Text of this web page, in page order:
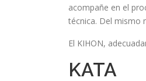
acompañe en el
técnica. Del mismo
El KIHON,
KATA